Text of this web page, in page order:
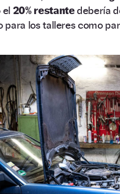
el 20% restantedebería
para los talleres como